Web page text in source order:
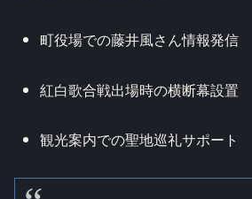
町役場での藤井風さん情報発信
紅白歌合戦出場時の横断幕設置
観光案内での聖地巡礼サポート